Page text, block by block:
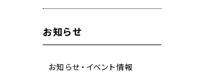
お知らせ
お知らせ・イベント情報